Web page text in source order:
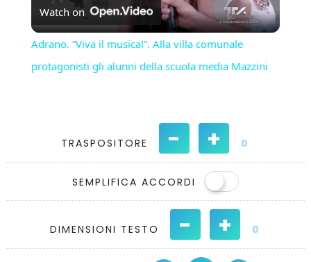
Video
Watch on
Adrano. “Viva il musical”. Alla villa comunale
protagonisti gli alunni della scuola media Mazzini
TRASPOSITORE - + 0
SEMPLIFICA ACCORDI
DIMENSIONI TESTO - + 0